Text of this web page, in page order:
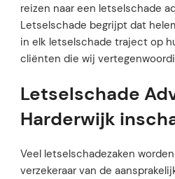
reizen naar een letselschade
Letselschade begrijpt dat
in elk letselschade traject op
cliënten die wij
Letselschade
Harderwijk
Veel letselschadezaken
verzekeraar van de